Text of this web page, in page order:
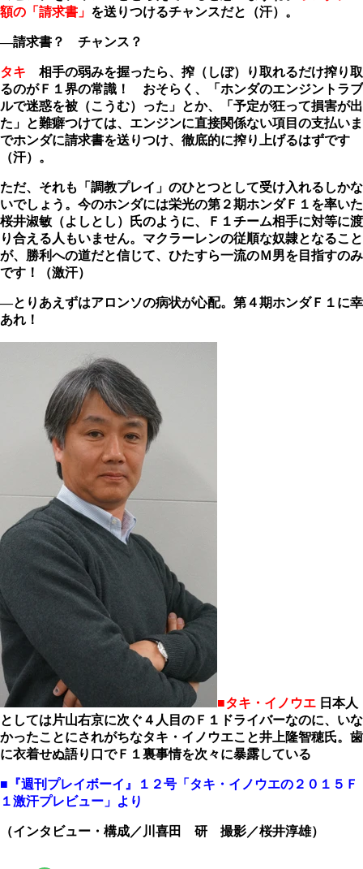
額の「請求書」 を送りつけるチャンスだと（汗）。
―請求書？ チャンス？
タキ 相手の弱みを握ったら、搾（しぼ）り取れるだけ搾り取
るのがＦ１界の常識！ おそらく、「ホンダのエンジントラブ
ルで迷惑を被（こうむ）った」とか、「予定が狂って損害が出
た」と難癖つけては、エンジンに直接関係ない項目の支払いま
でホンダに請求書を送りつけ、徹底的に搾り上げるはずです
（汗）。
ただ、それも「調教プレイ」のひとつとして受け入れるしかな
いでしょう。今のホンダには栄光の第２期ホンダＦ１を率いた
桜井淑敏（よしとし）氏のように、Ｆ１チーム相手に対等に渡
り合える人もいません。マクラーレンの従順な奴隷となること
が、勝利への道だと信じて、ひたすら一流のＭ男を目指すのみ
です！（激汗）
―とりあえずはアロンソの病状が心配。第４期ホンダＦ１に幸
あれ！
■タキ・イノウエ 日本人
としては片山右京に次ぐ４人目のＦ１ドライバーなのに、いな
かったことにされがちなタキ・イノウエこと井上隆智穂氏。歯
に衣着せぬ語り口でＦ１裏事情を次々に暴露している
■『週刊プレイボーイ』１２号「タキ・イノウエの２０１５Ｆ
１激汗プレビュー」より
（インタビュー・構成／川喜田 研 撮影／桜井淳雄）